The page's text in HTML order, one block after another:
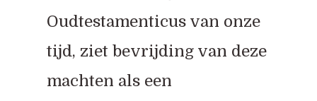
Oudtestamenticus van onze
tijd, ziet bevrijding van deze
machten als een